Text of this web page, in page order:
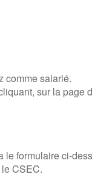
comme salarié.
sur la page
formulaire ci-
CSEC.